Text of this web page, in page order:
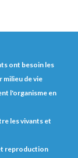
ont besoin les
milieu de vie
l'organisme en
les vivants et
reproduction